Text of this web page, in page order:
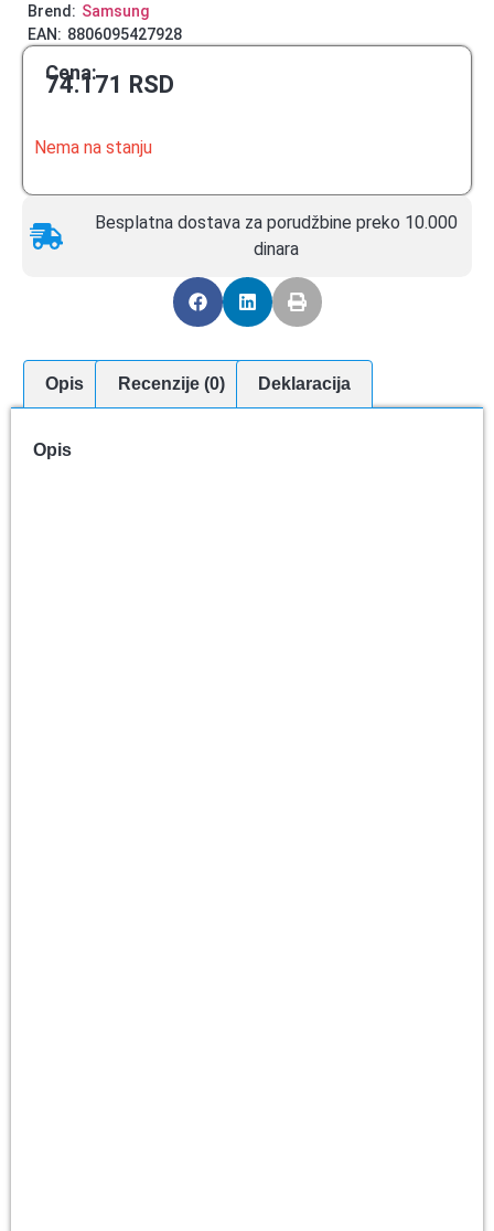
Brend: Samsung
EAN: 8806095427928
Cena:
74.171 RSD
Nema na stanju
Besplatna dostava za porudžbine preko 10.000
dinara
Opis Recenzije (0) Deklaracija
Opis